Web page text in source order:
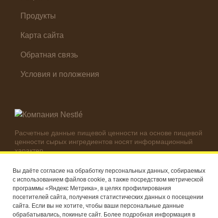
Продукты
Карта сайта
Обратная связь
Условия и положения
Расчетные данные пищевой ценности на основе пищевой
ценности сырых ингредиентов носят информационный
характер.
используемых ингредиентов.
© Компания Nestlé, 2026 г. Все права защищены
®Владелец товарных знаков: Société des Produits Nestlé S.A.
(Швейцария)
Вы даёте согласие на обработку персональных данных, собираемых
с использованием файлов cookie, а также посредством метрической
программы «Яндекс Метрика», в целях профилирования
посетителей сайта, получения статистических данных о посещении
сайта. Если вы не хотите, чтобы ваши персональные данные
обрабатывались, покиньте сайт. Более подробная информация в